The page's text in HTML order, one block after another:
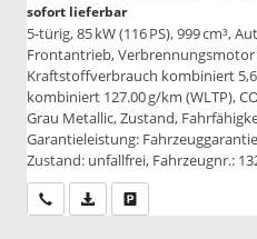
sofort lieferbar
5-türig, 85 kW (116 PS), 999 cm³,
Frontantrieb, Verbrennungsmotor
Kraftstoffverbrauch kombiniert 5,6
kombiniert 127.00 g/km (WLTP),
Grau Metallic, Zustand,
Garantieleistung:
Zustand: unfallfrei, Fahrzeugnr.:
Wir rufen Sie an
PDF-Datei,